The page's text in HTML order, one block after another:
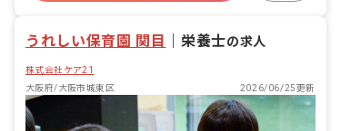
うれしい保育園 関目 ｜栄養士の求人
株式会社ケア21
大阪府/大阪市城東区
2026/06/25更新